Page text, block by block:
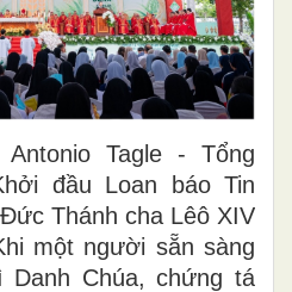
Tagle - Tổng
đầu Loan báo Tin
Thánh cha Lêô XIV
một người sẵn sàng
Danh Chúa, chứng tá